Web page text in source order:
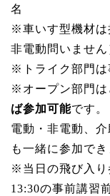
名
※車いす型機材は
非電動問いません
※トライク部門は
※オープン部門は
ば参加可能です。
電動・非電動、
も一緒に参加でき
※当日の飛び入り
13:30の事前講習